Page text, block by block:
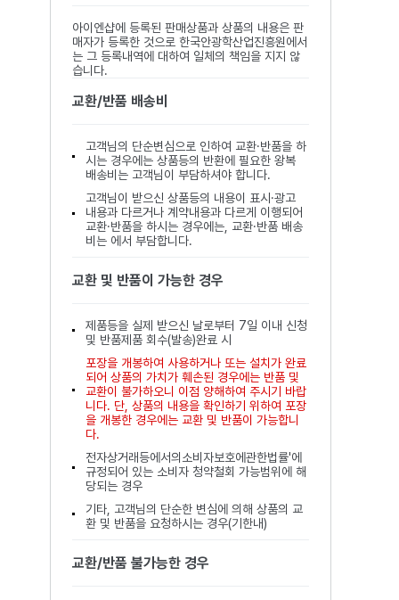
아이엔샵에 등록된 판매상품과 상품의 내용은 판
매자가 등록한 것으로 한국안광학산업진흥원에서
는 그 등록내역에 대하여 일체의 책임을 지지 않
습니다.
교환/반품 배송비
고객님의 단순변심으로 인하여 교환·반품을 하
시는 경우에는 상품등의 반환에 필요한 왕복
배송비는 고객님이 부담하셔야 합니다.
고객님이 받으신 상품등의 내용이 표시·광고
내용과 다르거나 계약내용과 다르게 이행되어
교환·반품을 하시는 경우에는, 교환·반품 배송
비는 에서 부담합니다.
교환 및 반품이 가능한 경우
제품등을 실제 받으신 날로부터 7일 이내 신청
및 반품제품 회수(발송)완료 시
포장을 개봉하여 사용하거나 또는 설치가 완료
되어 상품의 가치가 훼손된 경우에는 반품 및
교환이 불가하오니 이점 양해하여 주시기 바랍
니다. 단, 상품의 내용을 확인하기 위하여 포장
을 개봉한 경우에는 교환 및 반품이 가능합니
다.
전자상거래등에서의소비자보호에관한법률'에
규정되어 있는 소비자 청약철회 가능범위에 해
당되는 경우
기타, 고객님의 단순한 변심에 의해 상품의 교
환 및 반품을 요청하시는 경우(기한내)
교환/반품 불가능한 경우